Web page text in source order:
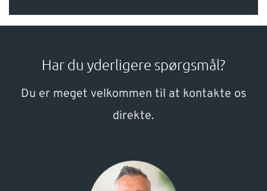
Har du yderligere spørgsmål?
Du er meget velkommen til at kontakte os
direkte.